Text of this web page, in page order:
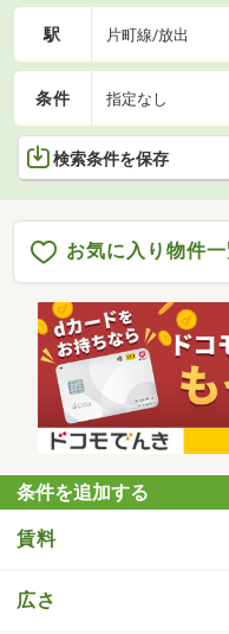
駅 片町線/放出
条件 指定なし
検索条件を保存
お気に入り物件
条件を追加する
賃料
広さ